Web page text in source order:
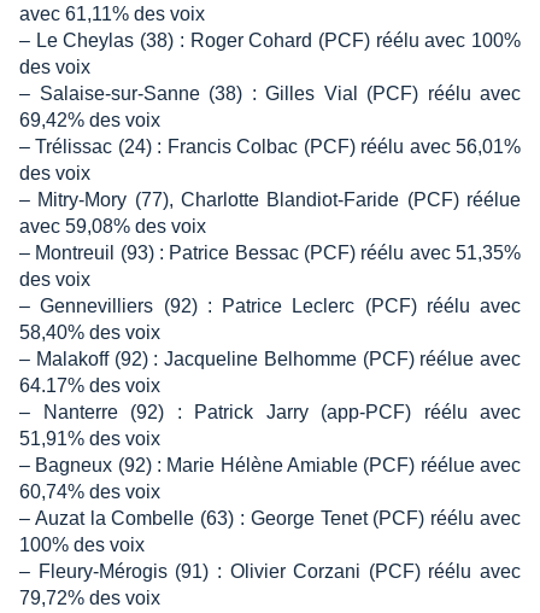
avec 61,11% des voix
– Le Cheylas (38) : Roger Cohard (PCF) réélu avec 100%
des voix
– Salaise-sur-Sanne (38) : Gilles Vial (PCF) réélu avec
69,42% des voix
– Trélissac (24) : Francis Colbac (PCF) réélu avec 56,01%
des voix
– Mitry-Mory (77), Charlotte Blandiot-Faride (PCF) réélue
avec 59,08% des voix
– Montreuil (93) : Patrice Bessac (PCF) réélu avec 51,35%
des voix
– Gennevilliers (92) : Patrice Leclerc (PCF) réélu avec
58,40% des voix
– Malakoff (92) : Jacqueline Belhomme (PCF) réélue avec
64.17% des voix
– Nanterre (92) : Patrick Jarry (app-PCF) réélu avec
51,91% des voix
– Bagneux (92) : Marie Hélène Amiable (PCF) réélue avec
60,74% des voix
– Auzat la Combelle (63) : George Tenet (PCF) réélu avec
100% des voix
– Fleury-Mérogis (91) : Olivier Corzani (PCF) réélu avec
79,72% des voix